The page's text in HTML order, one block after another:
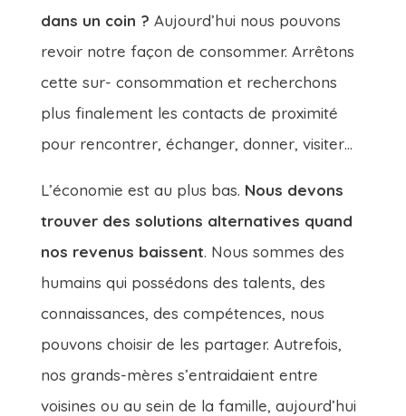
dans un coin ? Aujourd’hui nous pouvons
revoir notre façon de consommer. Arrêtons
cette sur- consommation et recherchons
plus finalement les contacts de proximité
pour rencontrer, échanger, donner, visiter…
L’économie est au plus bas. Nous devons
trouver des solutions alternatives quand
nos revenus baissent. Nous sommes des
humains qui possédons des talents, des
connaissances, des compétences, nous
pouvons choisir de les partager. Autrefois,
nos grands-mères s’entraidaient entre
voisines ou au sein de la famille, aujourd’hui